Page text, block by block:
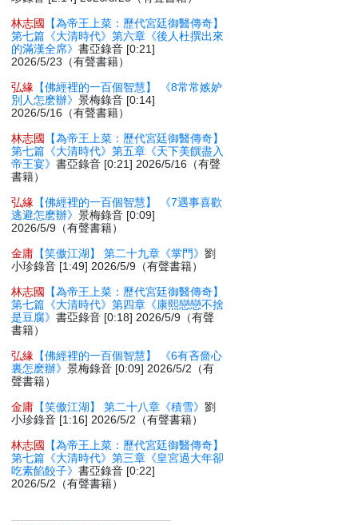
林志國
【為帝王上菜：歷代宮廷御醫傳奇】
第七篇《大清時代》第六章《後人杜撰出來
的滿漢全席》書亞錄音 [0:21]
2026/5/23（有聲書籍）
弘緣 【佛經裡的一百個智慧】 《8常常嫉妒
別人怎麽辦》景梅錄音 [0:14]
2026/5/16（有聲書籍）
林志國
【為帝王上菜：歷代宮廷御醫傳奇】
第七篇《大清時代》第五章《天下美饌盡入
帝王宴》書亞錄音 [0:21] 2026/5/16（有聲
書籍）
弘緣 【佛經裡的一百個智慧】 《7遇事喜歡
逃避怎麽辦》景梅錄音 [0:09]
2026/5/9（有聲書籍）
金庸 【笑傲江湖】 第二十九章《掌門》劉
小珍錄音 [1:49] 2026/5/9（有聲書籍）
林志國
【為帝王上菜：歷代宮廷御醫傳奇】
第七篇《大清時代》第四章《康熙戀戀不捨
是豆腐》書亞錄音 [0:18] 2026/5/9（有聲
書籍）
弘緣 【佛經裡的一百個智慧】 《6有吝嗇心
裏怎麽辦》景梅錄音 [0:09] 2026/5/2（有
聲書籍）
金庸 【笑傲江湖】 第二十八章《積雪》劉
小珍錄音 [1:16] 2026/5/2（有聲書籍）
林志國
【為帝王上菜：歷代宮廷御醫傳奇】
第七篇《大清時代》第三章《皇宮過大年卻
吃素餡餃子》書亞錄音 [0:22]
2026/5/2（有聲書籍）